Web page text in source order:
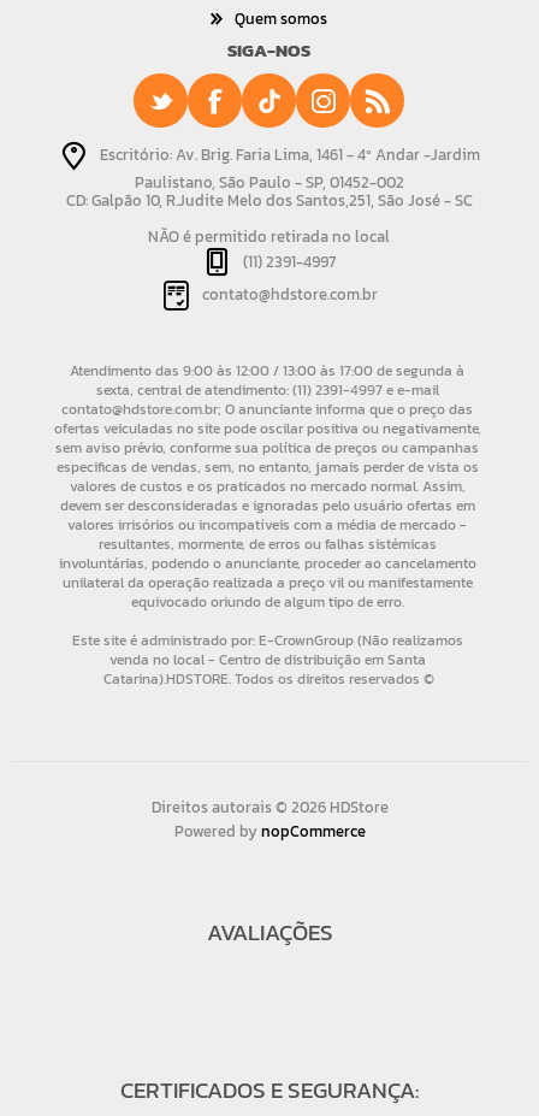
Quem somos
SIGA-NOS
Escritório: Av. Brig. Faria Lima, 1461 - 4º Andar -Jardim
Paulistano, São Paulo - SP, 01452-002
CD: Galpão 10, R.Judite Melo dos Santos,251, São José - SC
NÃO é permitido retirada no local
(11) 2391-4997
contato@hdstore.com.br
Direitos autorais © 2026 HDStore
Powered bynopCommerce
AVALIAÇÕES
CERTIFICADOS E SEGURANÇA: